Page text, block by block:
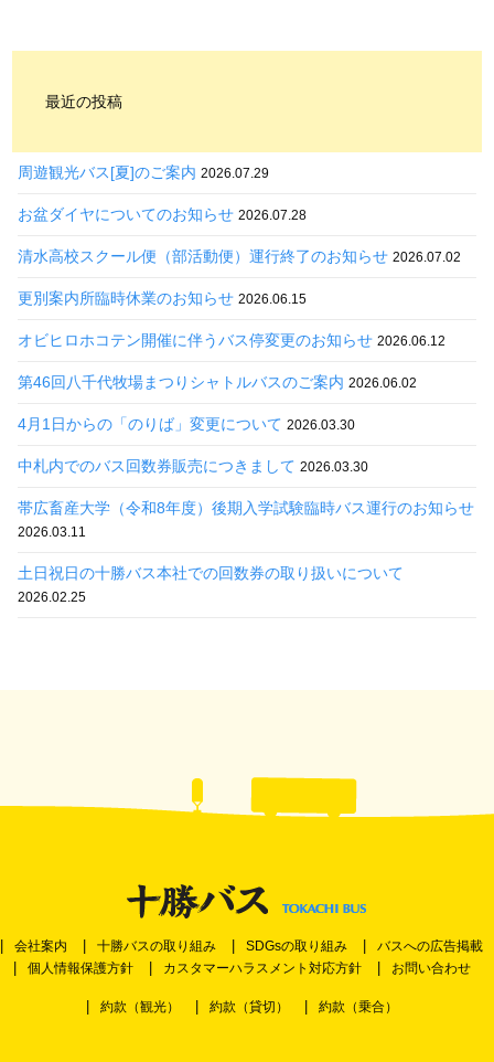
最近の投稿
周遊観光バス[夏]のご案内 2026.07.29
お盆ダイヤについてのお知らせ 2026.07.28
清水高校スクール便（部活動便）運行終了のお知らせ 2026.07.02
更別案内所臨時休業のお知らせ 2026.06.15
オビヒロホコテン開催に伴うバス停変更のお知らせ 2026.06.12
第46回八千代牧場まつりシャトルバスのご案内 2026.06.02
4月1日からの「のりば」変更について 2026.03.30
中札内でのバス回数券販売につきまして 2026.03.30
帯広畜産大学（令和8年度）後期入学試験臨時バス運行のお知らせ
2026.03.11
土日祝日の十勝バス本社での回数券の取り扱いについて
2026.02.25
会社案内 十勝バスの取り組み SDGsの取り組み
バスへの広告掲載
個人情報保護方針
カスタマーハラスメント対応方針 お問い合わせ
約款（観光） 約款（貸切） 約款（乗合）